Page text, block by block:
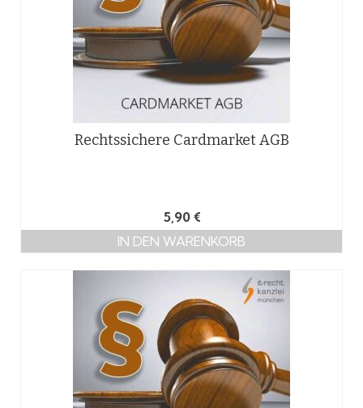
Rechtssichere Cardmarket AGB
5,90 €
IN DEN WARENKORB